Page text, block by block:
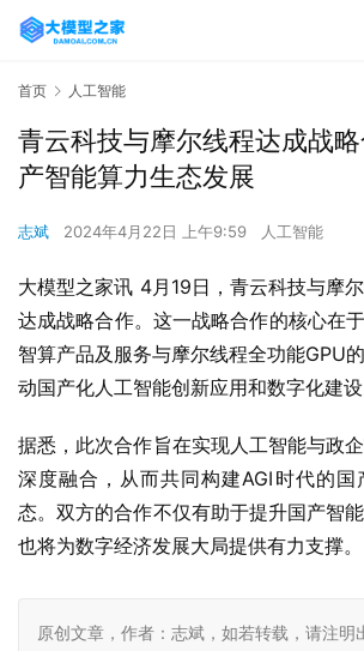
首页 人工智能
青云科技与摩尔线程达成战
产智能算力生态发展
志斌 2024年4月22日 上午9:59 人工智能
大模型之家讯 4月19日，青云科技与摩
达成战略合作。这一战略合作的核心在
智算产品及服务与摩尔线程全功能GPU
动国产化人工智能创新应用和数字化建设
据悉，此次合作旨在实现人工智能与政
深度融合，从而共同构建AGI时代的国
态。双方的合作不仅有助于提升国产智
也将为数字经济发展大局提供有力支撑。
原创文章，作者：志斌，如若转载，请注明